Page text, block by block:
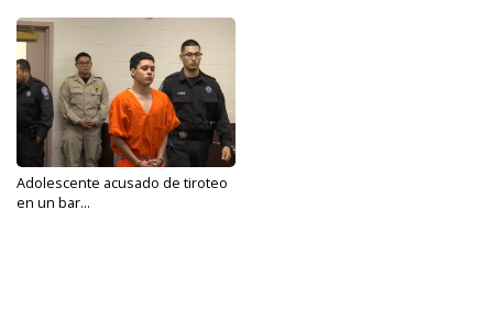
Adolescente acusado de tiroteo
en un bar...